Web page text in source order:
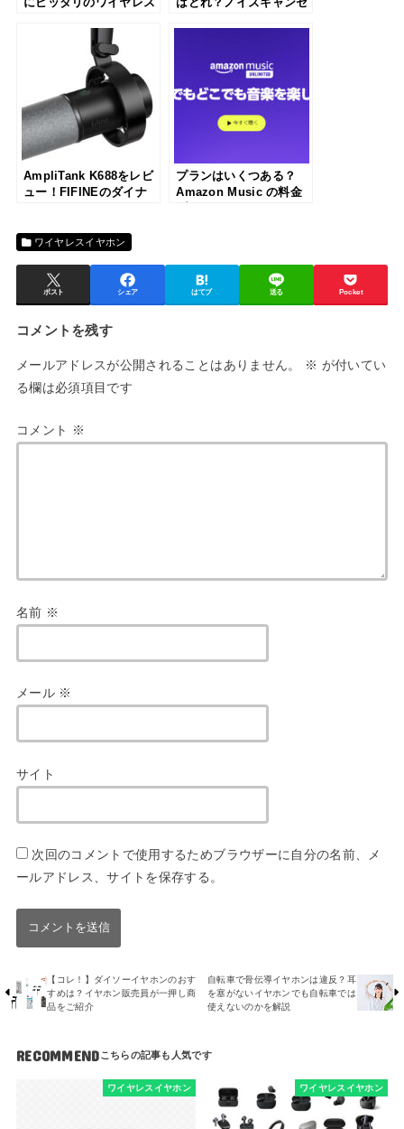
AmpliTank K688をレビ
ュー！FIFINEのダイナ
プランはいくつある？
Amazon Music の料金
ワイヤレスイヤホン
ポスト シェア はてブ 送る Pocket
コメントを残す
メールアドレスが公開されることはありません。 ※ が付いてい
る欄は必須項目です
コメント ※
名前 ※
メール ※
サイト
次回のコメントで使用するためブラウザーに自分の名前、メ
ールアドレス、サイトを保存する。
【コレ！】ダイソーイヤホンのおす
すめは？イヤホン販売員が一押し商
品をご紹介
自転車で骨伝導イヤホンは違反？耳
を塞がないイヤホンでも自転車では
使えないのかを解説
RECOMMEND
ワイヤレスイヤホン ワイヤレスイヤホン